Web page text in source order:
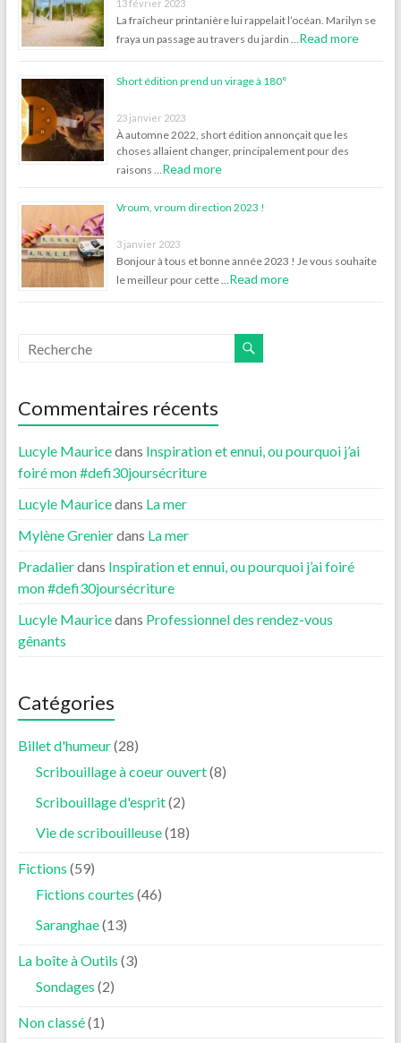
13 février 2023
La fraîcheur printanière lui rappelait l’océan. Marilyn se
fraya un passage au travers du jardin …Read more
Short édition prend un virage à 180°
23 janvier 2023
À automne 2022, short édition annonçait que les
choses allaient changer, principalement pour des
raisons …Read more
Vroum, vroum direction 2023 !
3 janvier 2023
Bonjour à tous et bonne année 2023 ! Je vous souhaite
le meilleur pour cette …Read more
Commentaires récents
Lucyle Mauricedans Inspiration et ennui, ou pourquoi j’ai
foiré mon #defi30joursécriture
Lucyle Mauricedans La mer
Mylène Grenierdans La mer
Pradalierdans Inspiration et ennui, ou pourquoi j’ai foiré
mon #defi30joursécriture
Lucyle Mauricedans Professionnel des rendez-vous
gênants
Catégories
Billet d'humeur(28)
Scribouillage à coeur ouvert(8)
Scribouillage d'esprit(2)
Vie de scribouilleuse(18)
Fictions (59)
Fictions courtes (46)
Saranghae(13)
La boîte à Outils (3)
Sondages (2)
Non classé(1)